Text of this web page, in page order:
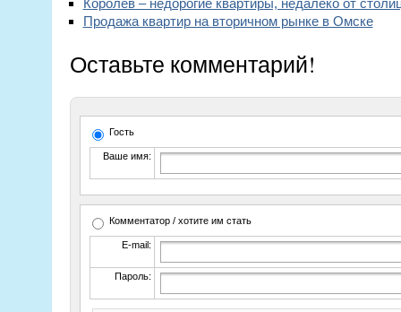
Продажа квартир на вторичном рынке в Омске
Оставьте комментарий!
Гость
Ваше имя:
Комментатор / хотите им стать
E-mail:
Пароль: